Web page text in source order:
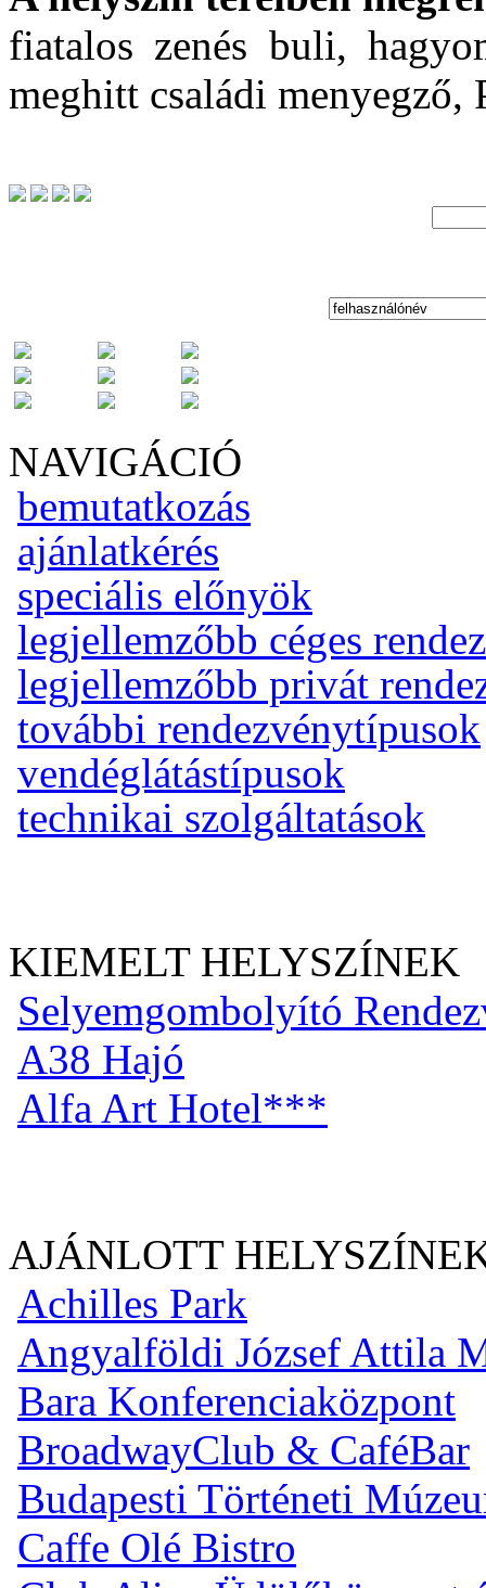
fiatalos zenés buli,
meghitt családi menyegző,
NAVIGÁCIÓ
bemutatkozás
ajánlatkérés
speciális előnyök
legjellemzőbb céges
legjellemzőbb privát
további rendezvénytípusok
vendéglátástípusok
technikai szolgáltatások
KIEMELT HELYSZÍNEK
Selyemgombolyító
A38 Hajó
Alfa Art Hotel***
AJÁNLOTT
Achilles Park
Angyalföldi József Attila
Bara Konferenciaközpont
BroadwayClub & CaféBar
Budapesti Történeti
Caffe Olé Bistro